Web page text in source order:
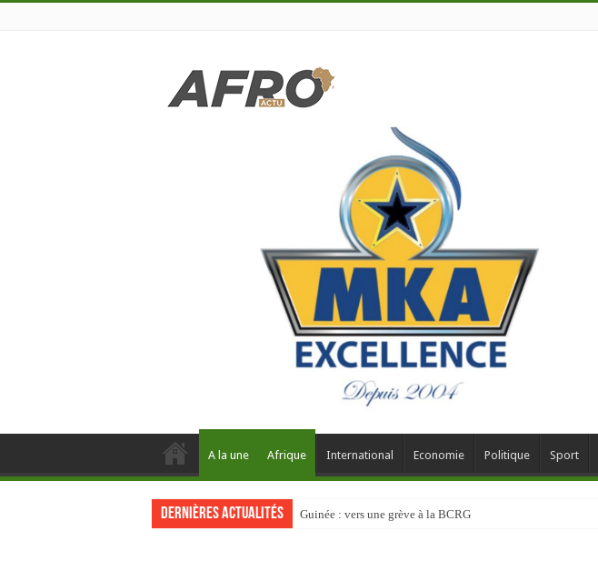
A la une Afrique International Economie Politique Sport
Dernières actualités Guinée : vers une grève à la BCRG